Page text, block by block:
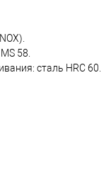
58.
сталь HRC 60.